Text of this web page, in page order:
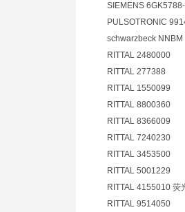
SIEMENS
PULSOTRONIC
schwarzbeck
RITTAL 2480000
RITTAL 277388
RITTAL 1550099
RITTAL 8800360
RITTAL 8366009
RITTAL 7240230
RITTAL 3453500
RITTAL 5001229
RITTAL 4155010 荧
RITTAL 9514050